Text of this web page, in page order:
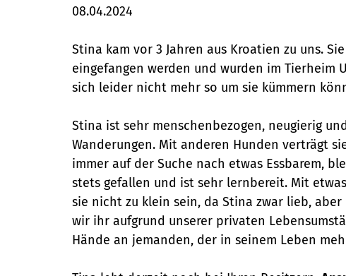
08.04.2024
Stina kam vor 3 Jahren aus Kroatien zu uns.
eingefangen werden und wurden im Tierheim
sich leider nicht mehr so um sie kümmern
Stina ist sehr menschenbezogen, neugierig
Wanderungen. Mit anderen Hunden verträgt
immer auf der Suche nach etwas Essbarem,
stets gefallen und ist sehr lernbereit. Mit
sie nicht zu klein sein, da Stina zwar lieb,
wir ihr aufgrund unserer privaten
Hände an jemanden, der in seinem Leben